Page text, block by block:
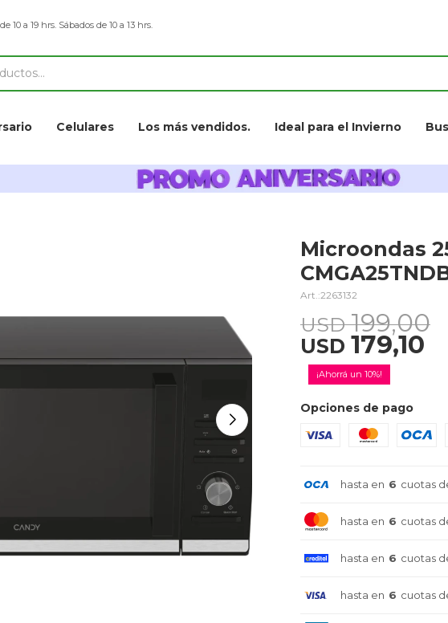
Celulares Los más vendidos. Ideal para el Invierno
10 a 19 hrs. Sábados de 10 a 13 hrs.
Microondas
2263132
USD 179,10
USD 199,00
10
Opciones de pago
hasta en 6 cuotas
hasta en 6 cuotas
hasta en 6 cuotas
hasta en 6 cuotas